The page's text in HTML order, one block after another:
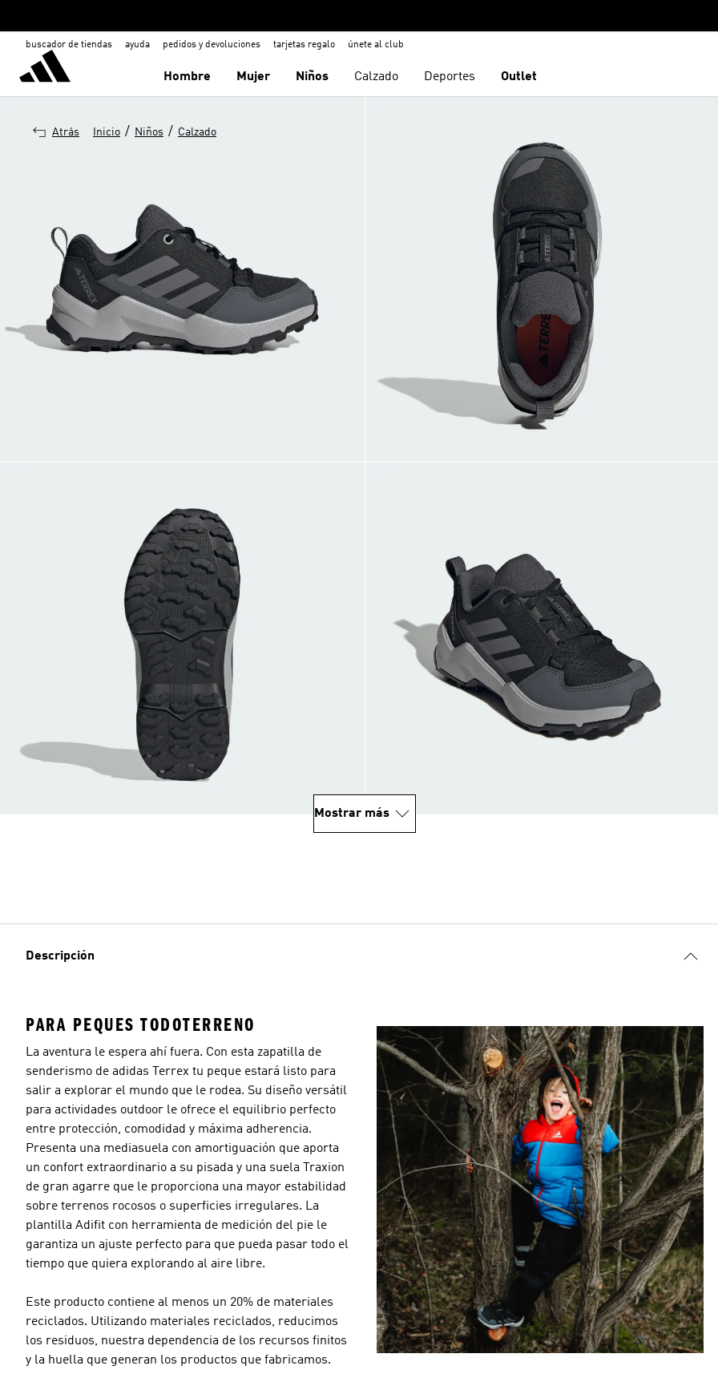
buscador de tiendas ayuda pedidos y devoluciones tarjetas regalo únete al club
Hombre Mujer Niños Calzado Deportes Outlet
Atrás Inicio / Niños / Calzado
Mostrar más
Descripción
PARA PEQUES TODOTERRENO
La aventura le espera ahí fuera. Con esta zapatilla de
senderismo de adidas Terrex tu peque estará listo para
salir a explorar el mundo que le rodea. Su diseño versátil
para actividades outdoor le ofrece el equilibrio perfecto
entre protección, comodidad y máxima adherencia.
Presenta una mediasuela con amortiguación que aporta
un confort extraordinario a su pisada y una suela Traxion
de gran agarre que le proporciona una mayor estabilidad
sobre terrenos rocosos o superficies irregulares. La
plantilla Adifit con herramienta de medición del pie le
garantiza un ajuste perfecto para que pueda pasar todo el
tiempo que quiera explorando al aire libre.
Este producto contiene al menos un 20% de materiales
reciclados. Utilizando materiales reciclados, reducimos
los residuos, nuestra dependencia de los recursos finitos
y la huella que generan los productos que fabricamos.